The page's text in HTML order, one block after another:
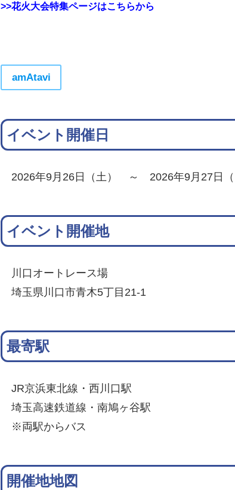
>>花火大会特集ページはこちらから
amAtavi
イベント開催日
2026年9月26日（土） ～ 2026年9月27日（
イベント開催地
川口オートレース場
埼玉県川口市青木5丁目21-1
最寄駅
JR京浜東北線・西川口駅
埼玉高速鉄道線・南鳩ヶ谷駅
※両駅からバス
開催地地図